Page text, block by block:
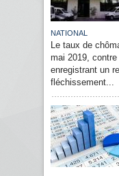
NATIONAL
Le taux de
mai 2019,
enregistrant un
fléchissement...